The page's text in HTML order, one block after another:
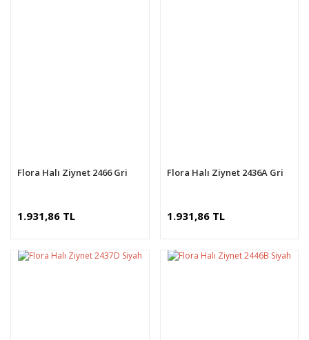
Flora Halı Ziynet 2466 Gri
1.931,86 TL
Flora Halı Ziynet 2436A Gri
1.931,86 TL